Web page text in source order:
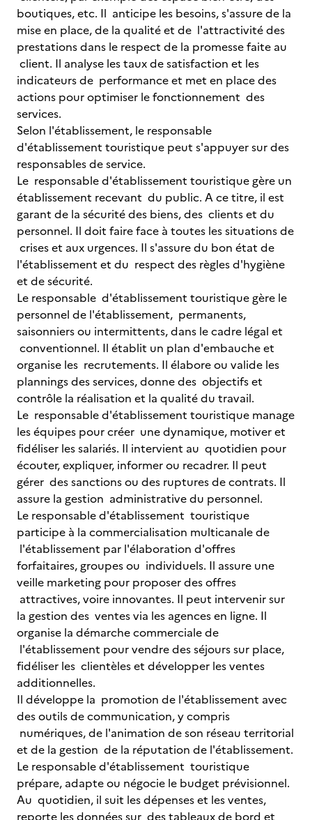
boutiques, etc. Il anticipe les besoins, s'assure de la
mise en place, de la qualité et de l'attractivité des
prestations dans le respect de la promesse faite au
client. Il analyse les taux de satisfaction et les
indicateurs de performance et met en place des
actions pour optimiser le fonctionnement des
services.
Selon l'établissement, le responsable
d'établissement touristique peut s'appuyer sur des
responsables de service.
Le responsable d'établissement touristique gère un
établissement recevant du public. A ce titre, il est
garant de la sécurité des biens, des clients et du
personnel. Il doit faire face à toutes les situations de
crises et aux urgences. Il s'assure du bon état de
l'établissement et du respect des règles d'hygiène
et de sécurité.
Le responsable d'établissement touristique gère le
personnel de l'établissement, permanents,
saisonniers ou intermittents, dans le cadre légal et
conventionnel. Il établit un plan d'embauche et
organise les recrutements. Il élabore ou valide les
plannings des services, donne des objectifs et
contrôle la réalisation et la qualité du travail.
Le responsable d'établissement touristique manage
les équipes pour créer une dynamique, motiver et
fidéliser les salariés. Il intervient au quotidien pour
écouter, expliquer, informer ou recadrer. Il peut
gérer des sanctions ou des ruptures de contrats. Il
assure la gestion administrative du personnel.
Le responsable d'établissement touristique
participe à la commercialisation multicanale de
l'établissement par l'élaboration d'offres
forfaitaires, groupes ou individuels. Il assure une
veille marketing pour proposer des offres
attractives, voire innovantes. Il peut intervenir sur
la gestion des ventes via les agences en ligne. Il
organise la démarche commerciale de
l'établissement pour vendre des séjours sur place,
fidéliser les clientèles et développer les ventes
additionnelles.
Il développe la promotion de l'établissement avec
des outils de communication, y compris
numériques, de l'animation de son réseau territorial
et de la gestion de la réputation de l'établissement.
Le responsable d'établissement touristique
prépare, adapte ou négocie le budget prévisionnel.
Au quotidien, il suit les dépenses et les ventes,
reporte les données sur des tableaux de bord et